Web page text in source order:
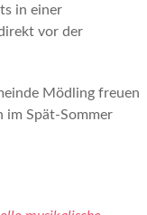
in einer
vor der
Mödling freuen
im Spät-Sommer